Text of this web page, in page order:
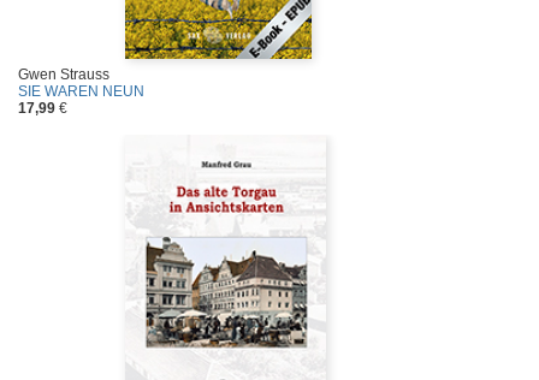
Gwen Strauss
SIE WAREN NEUN
17,99 €